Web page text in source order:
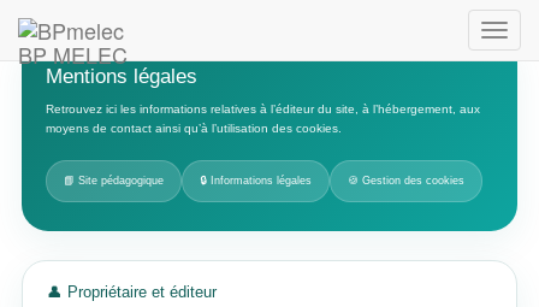
BP MELEC
Mentions légales
Retrouvez ici les informations relatives à l’éditeur du site, à l’hébergement, aux
moyens de contact ainsi qu’à l’utilisation des cookies.
📘 Site pédagogique 🔒 Informations légales 🍪 Gestion des cookies
👤 Propriétaire et éditeur